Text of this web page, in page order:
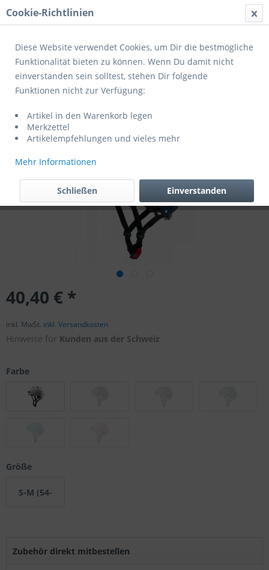
Menü
Übersicht Helme Kinder
40,40 € *
inkl. MwSt. inkl. Versandkosten
Hinweise für Kunden aus der Schweiz
Farbe
Größe
S-M (54-
Zubehör direkt mitbestellen
Cookie-Richtlinien
Diese Website verwendet Cookies, um Dir die bestmögliche
Funktionalität bieten zu können. Wenn Du damit nicht
einverstanden sein solltest, stehen Dir folgende
Funktionen nicht zur Verfügung:
Artikel in den Warenkorb legen
Merkzettel
Artikelempfehlungen und vieles mehr
Mehr Informationen
Einverstanden
Schließen